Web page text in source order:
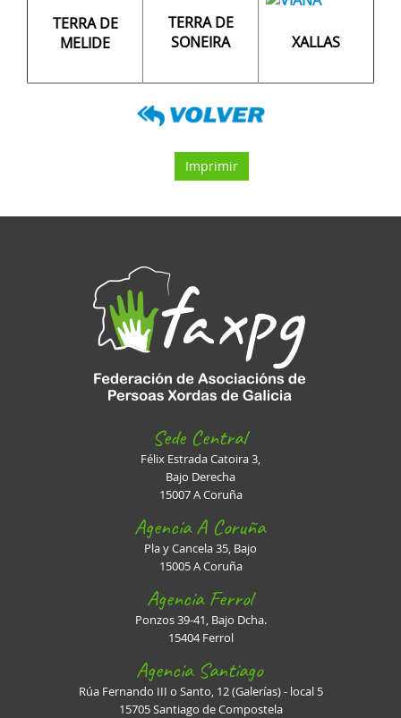
TERRA DE
MELIDE
TERRA DE
SONEIRA
XALLAS
Imprimir
Sede Central
Félix Estrada Catoira 3,
Bajo Derecha
15007 A Coruña
Agencia A Coruña
Pla y Cancela 35, Bajo
15005 A Coruña
Agencia Ferrol
Ponzos 39-41, Bajo Dcha.
15404 Ferrol
Agencia Santiago
Rúa Fernando III o Santo, 12 (Galerías) - local 5
15705 Santiago de Compostela